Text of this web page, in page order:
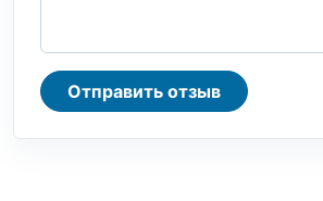
Отправить отзыв